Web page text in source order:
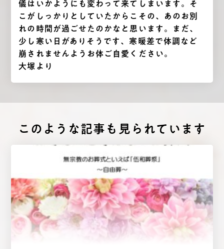
儀はいかようにも変わって来てしまいます。そ
こがしっかりとしていたからこその、あのお別
れの時間が過ごせたのかなと思います。まだ、
少し寒い日がありそうです、寒暖差で体調など
崩されませんようお体ご自愛ください。
大塚より
このような記事も⾒られています